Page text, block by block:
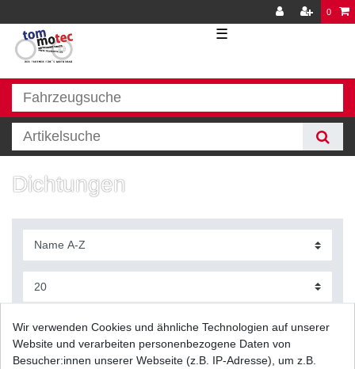
0
☰
Dichtungen
Wir verwenden Cookies und ähnliche Technologien auf unserer
Website und verarbeiten personenbezogene Daten von
Besucher:innen unserer Webseite (z.B. IP-Adresse), um z.B.